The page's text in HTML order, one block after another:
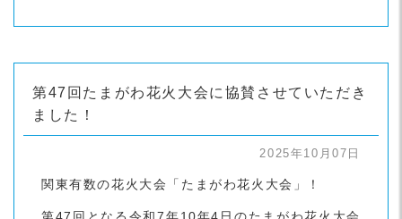
第47回たまがわ花火大会に協賛させていただき
ました！
2025年10月07日
関東有数の花火大会「たまがわ花火大会」！